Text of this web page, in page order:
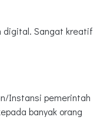
digital. Sangat kreatif
Instansi pemerintah
banyak orang